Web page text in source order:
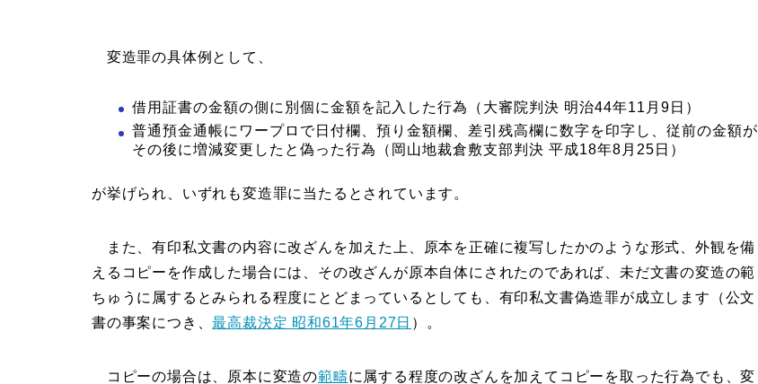
変造罪の具体例として、
借用証書の金額の側に別個に金額を記入した行為（大審院判決 明治44年11月9日）
普通預金通帳にワープロで日付欄、預り金額欄、差引残高欄に数字を印字し、従前の金額が
その後に増減変更したと偽った行為（岡山地裁倉敷支部判決 平成18年8月25日）
が挙げられ、いずれも変造罪に当たるとされています。
また、有印私文書の内容に改ざんを加えた上、原本を正確に複写したかのような形式、外観を備
えるコピーを作成した場合には、その改ざんが原本自体にされたのであれば、未だ文書の変造の範
ちゅうに属するとみられる程度にとどまっているとしても、有印私文書偽造罪が成立します（公文
書の事案につき、最高裁決定 昭和61年6月27日 ）。
コピーの場合は、原本に変造の範疇に属する程度の改ざんを加えてコピーを取った行為でも、変